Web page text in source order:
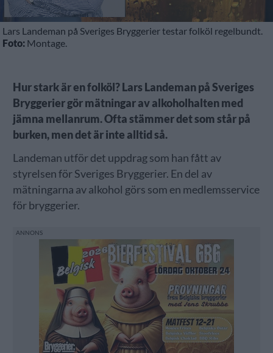
Lars Landeman på Sveriges Bryggerier testar folköl regelbundt.
Foto: Montage.
Hur stark är en folköl? Lars Landeman på Sveriges
Bryggerier gör mätningar av alkoholhalten med
jämna mellanrum. Ofta stämmer det som står på
burken, men det är inte alltid så.
Landeman utför det uppdrag som han fått av
styrelsen för Sveriges Bryggerier. En del av
mätningarna av alkohol görs som en medlemsservice
för bryggerier.